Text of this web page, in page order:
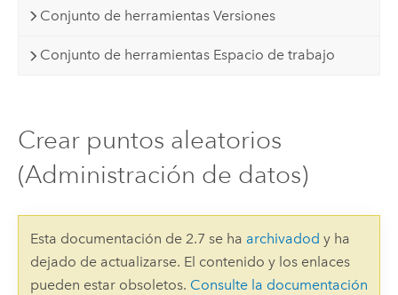
Conjunto de herramientas Versiones
Conjunto de herramientas Espacio de trabajo
Crear puntos aleatorios
(Administración de datos)
Esta documentación de 2.7 se ha archivadod y ha
dejado de actualizarse. El contenido y los enlaces
pueden estar obsoletos. Consulte la documentación